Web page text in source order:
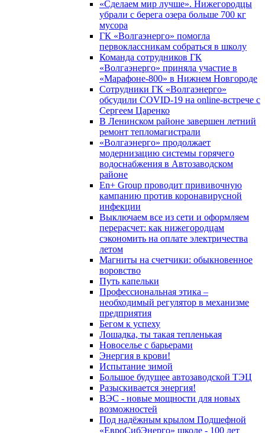
«Сделаем мир лучше». Нижегородцы
убрали с берега озера больше 700 кг
мусора
ГК «Волгаэнерго» помогла
первоклассникам собраться в школу
Команда сотрудников ГК
«Волгаэнерго» приняла участие в
«Марафоне-800» в Нижнем Новгороде
Сотрудники ГК «Волгаэнерго»
обсудили COVID-19 на online-встрече с
Сергеем Царенко
В Ленинском районе завершен летний
ремонт тепломагистрали
«Волгаэнерго» продолжает
модернизацию системы горячего
водоснабжения в Автозаводском
районе
En+ Group проводит прививочную
кампанию против коронавирусной
инфекции
Выключаем все из сети и оформляем
перерасчет: как нижегородцам
сэкономить на оплате электричества
летом
Магниты на счетчики: обыкновенное
воровство
Путь капельки
Профессиональная этика –
необходимый регулятор в механизме
предприятия
Бегом к успеху
Лошадка, ты такая тепленькая
Новоселье с барьерами
Энергия в крови!
Испытание зимой
Большое будущее автозаводской ТЭЦ
Разыскивается энергия!
ВЭС - новые мощности для новых
возможностей
Под надёжным крылом Подшефной
«ЕвроСибЭнерго» школе - 100 лет